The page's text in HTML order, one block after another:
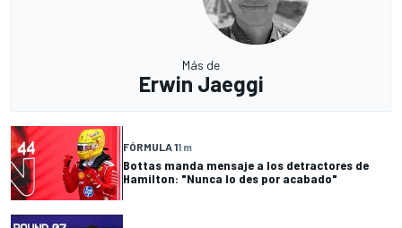
Más de
Erwin Jaeggi
FÓRMULA 11 m
Bottas manda mensaje a los detractores de
Hamilton: "Nunca lo des por acabado"